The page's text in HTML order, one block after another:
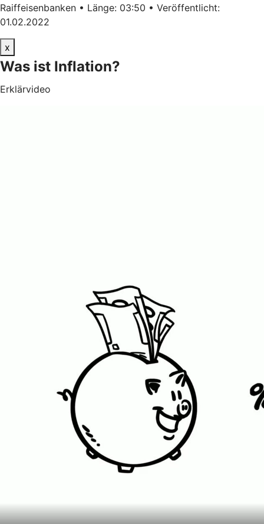
Raiffeisenbanken • Länge: 03:50 • Veröffentlicht:
01.02.2022
x
Was ist Inflation?
Erklärvideo